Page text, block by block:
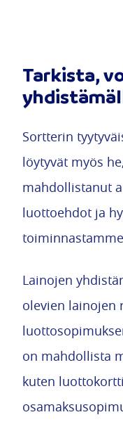
Tarkista,
Sortterin
löytyvät myös
mahdollistanut
luottoehdot ja
Lainojen
olevien lainojen
on mahdollista
kuten